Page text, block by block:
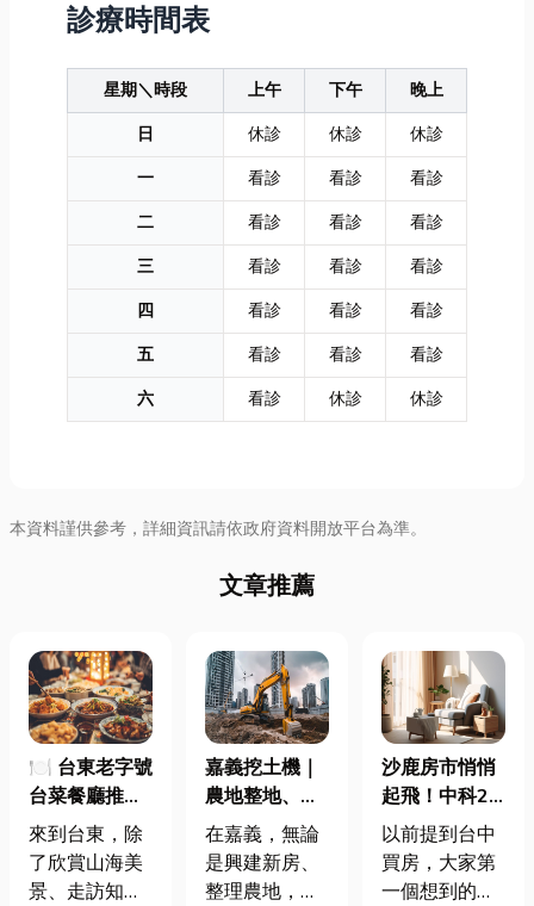
診療時間表
星期＼時段 上午 下午
晚上
日
休診 休診
休診
一
看診 看診
看診
二
看診 看診
看診
三
看診 看診
看診
四
看診 看診
看診
五
看診 看診
看診
六
看診 休診 休診
本資料謹供參考，詳細資訊請依政府資料開放平台為準。
文章推薦
🍽️ 台東老字號
台菜餐廳推薦
｜在地人聚餐
首選，經典合
菜一次滿足
來到台東，除
了欣賞山海美
景、走訪知名
嘉義挖土機｜
農地整地、基
地開挖、土方
清運
在嘉義，無論
是興建新房、
整理農地，還
沙鹿房市悄悄
起飛！中科2
期＋台積電效
應發酵，現在
很多人開始看
以前提到台中
買房，大家第
一個想到的大